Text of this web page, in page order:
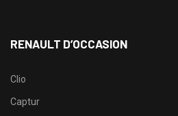
RENAULT D’OCCASION
Clio
Captur